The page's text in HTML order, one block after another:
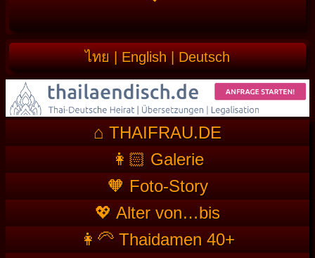
ไทย|English|Deutsch
⌂ THAIFRAU.DE
👩🏻 Galerie
🧡 Foto-Story
💖 Alter von…bis
👩‍🦳 Thaidamen 40+